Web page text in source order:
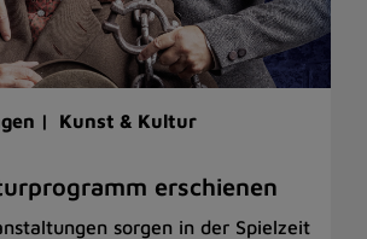
| Kunst & Kultur
erschienen
sorgen in der Spielzeit